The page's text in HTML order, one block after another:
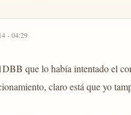
- 04:29
que lo había intentado el
claro está que yo